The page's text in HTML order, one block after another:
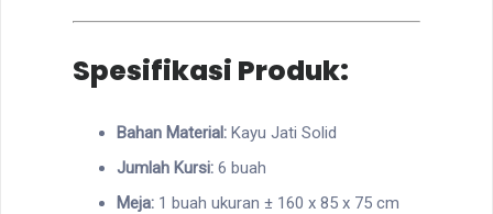
Spesifikasi Produk:
Bahan Material: Kayu Jati Solid
Jumlah Kursi: 6 buah
Meja: 1 buah ukuran ± 160 x 85 x 75 cm